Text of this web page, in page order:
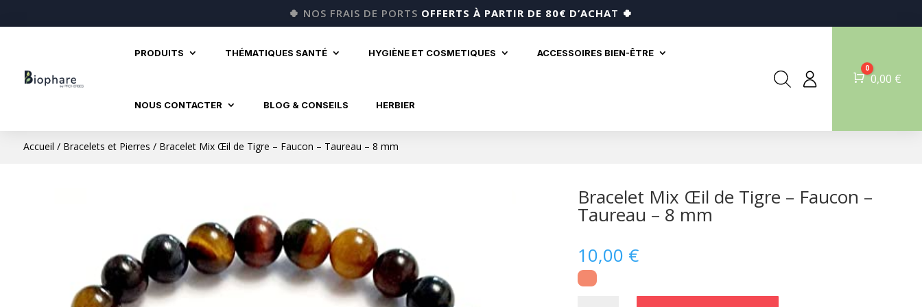
🍀 NOS FRAIS DE PORTS OFFERTS À PARTIR DE 80€ D’ACHAT 🍀
PRODUITS THÉMATIQUES SANTÉ HYGIÈNE ET COSMETIQUES ACCESSOIRES BIEN-ÊTRE
NOUS CONTACTER BLOG & CONSEILS HERBIER
Panier
0
0,00 €
Accueil / Bracelets et Pierres / Bracelet Mix Œil de Tigre – Faucon – Taureau – 8 mm
Bracelet Mix Œil de Tigre – Faucon –
Taureau – 8 mm
10,00 €